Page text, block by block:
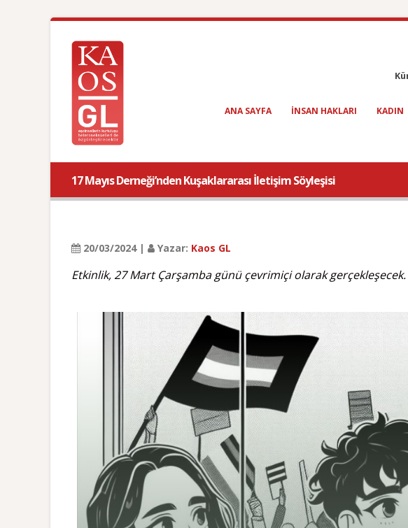
ANA SAYFA INSAN HAKLARI KADIN
17 Mayıs Derneği’nden Kuşaklararası İletişim Söyleşisi
20/03/2024 | Yazar: Kaos GL
Etkinlik, 27 Mart Çarşamba günü çevrimiçi olarak gerçekleşecek.